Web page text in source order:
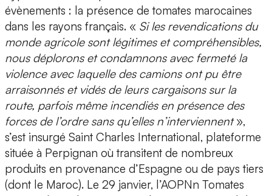
évènements : la présence de tomates marocaines
dans les rayons français. « Si les revendications du
monde agricole sont légitimes et compréhensibles,
nous déplorons et condamnons avec fermeté la
violence avec laquelle des camions ont pu être
arraisonnés et vidés de leurs cargaisons sur la
route, parfois même incendiés en présence des
forces de l’ordre sans qu’elles n’interviennent»,
s’est insurgé Saint Charles International, plateforme
située à Perpignan où transitent de nombreux
produits en provenance d’Espagne ou de pays tiers
(dont le Maroc). Le 29 janvier, l’AOPNn Tomates